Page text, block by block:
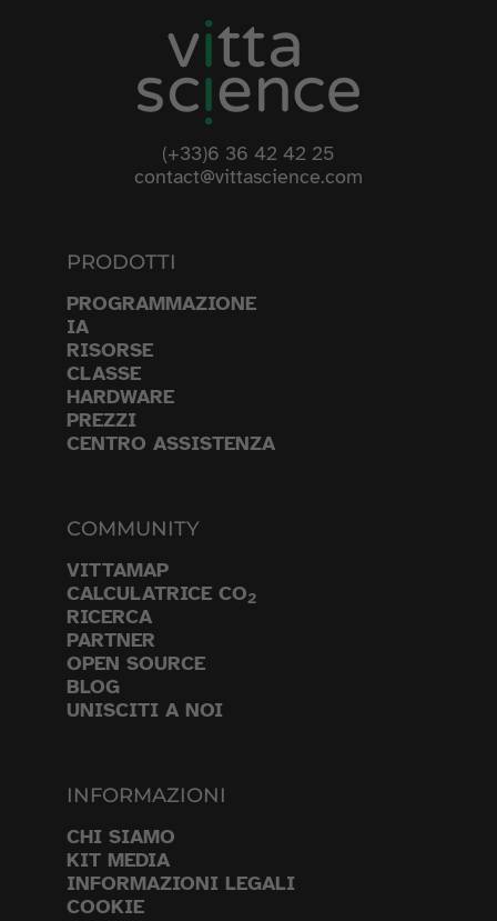
(+33)6 36 42 42 25
contact@vittascience.com
PRODOTTI
PROGRAMMAZIONE
IA
RISORSE
CLASSE
HARDWARE
PREZZI
CENTRO ASSISTENZA
COMMUNITY
VITTAMAP
CALCULATRICE CO2
RICERCA
PARTNER
OPEN SOURCE
BLOG
UNISCITI A NOI
INFORMAZIONI
CHI SIAMO
KIT MEDIA
INFORMAZIONI LEGALI
COOKIE